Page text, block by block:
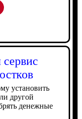
установить
другой
денежные